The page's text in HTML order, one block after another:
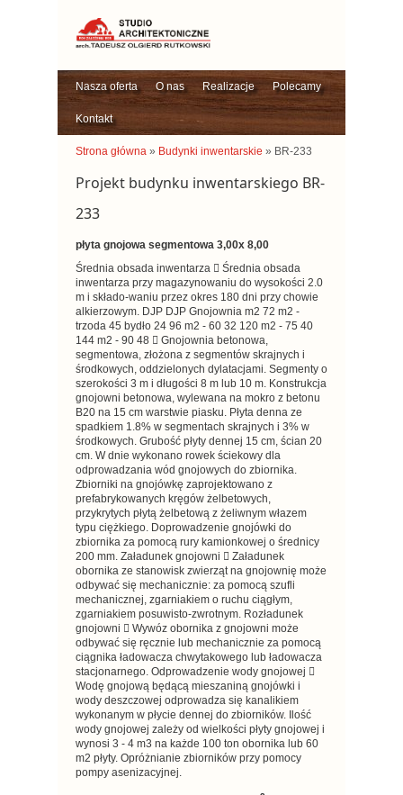
Nasza oferta O nas Realizacje Polecamy
Kontakt
Strona główna » Budynki inwentarskie » BR-233
Projekt budynku inwentarskiego BR-
233
płyta gnojowa segmentowa 3,00x 8,00
Średnia obsada inwentarza  Średnia obsada
inwentarza przy magazynowaniu do wysokości 2.0
m i składo-waniu przez okres 180 dni przy chowie
alkierzowym. DJP DJP Gnojownia m2 72 m2 -
trzoda 45 bydło 24 96 m2 - 60 32 120 m2 - 75 40
144 m2 - 90 48  Gnojownia betonowa,
segmentowa, złożona z segmentów skrajnych i
środkowych, oddzielonych dylatacjami. Segmenty o
szerokości 3 m i długości 8 m lub 10 m. Konstrukcja
gnojowni betonowa, wylewana na mokro z betonu
B20 na 15 cm warstwie piasku. Płyta denna ze
spadkiem 1.8% w segmentach skrajnych i 3% w
środkowych. Grubość płyty dennej 15 cm, ścian 20
cm. W dnie wykonano rowek ściekowy dla
odprowadzania wód gnojowych do zbiornika.
Zbiorniki na gnojówkę zaprojektowano z
prefabrykowanych kręgów żelbetowych,
przykrytych płytą żelbetową z żeliwnym włazem
typu ciężkiego. Doprowadzenie gnojówki do
zbiornika za pomocą rury kamionkowej o średnicy
200 mm. Załadunek gnojowni  Załadunek
obornika ze stanowisk zwierząt na gnojownię może
odbywać się mechanicznie: za pomocą szufli
mechanicznej, zgarniakiem o ruchu ciągłym,
zgarniakiem posuwisto-zwrotnym. Rozładunek
gnojowni  Wywóz obornika z gnojowni może
odbywać się ręcznie lub mechanicznie za pomocą
ciągnika ładowacza chwytakowego lub ładowacza
stacjonarnego. Odprowadzenie wody gnojowej 
Wodę gnojową będącą mieszaniną gnojówki i
wody deszczowej odprowadza się kanalikiem
wykonanym w płycie dennej do zbiorników. Ilość
wody gnojowej zależy od wielkości płyty gnojowej i
wynosi 3 - 4 m3 na każde 100 ton obornika lub 60
m2 płyty. Opróżnianie zbiorników przy pomocy
pompy asenizacyjnej.